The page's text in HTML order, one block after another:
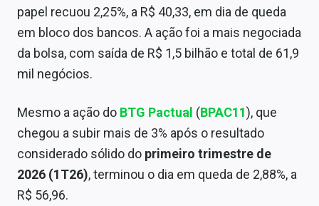
papel recuou 2,25%, a R$ 40,33, em dia de queda
em bloco dos bancos. A ação foi a mais negociada
da bolsa, com saída de R$ 1,5 bilhão e total de 61,9
mil negócios.
Mesmo a ação do BTG Pactual (BPAC11), que
chegou a subir mais de 3% após o resultado
considerado sólido do primeiro trimestre de
2026 (1T26), terminou o dia em queda de 2,88%, a
R$ 56,96.